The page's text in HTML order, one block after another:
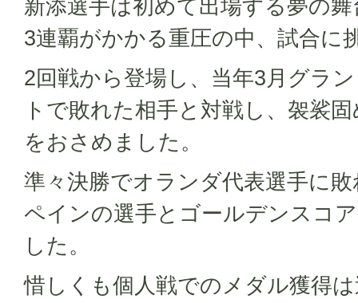
新添選手は初めて出場する夢の
3連覇がかかる重圧の中、試合に
2回戦から登場し、当年3月グラ
トで敗れた相手と対戦し、袈裟
をおさめました。
準々決勝でオランダ代表選手に
ペインの選手とゴールデンスコ
した。
惜しくも個人戦でのメダル獲得